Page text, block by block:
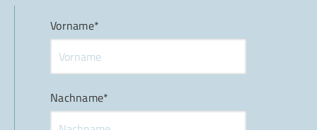
Vorname*
Nachname*